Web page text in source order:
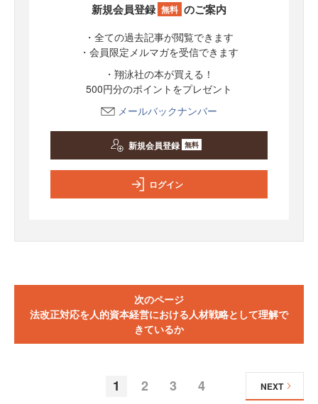
新規会員登録 無料 のご案内
・全ての過去記事が閲覧できます
・会員限定メルマガを受信できます
・翔泳社の本が買える！
500円分のポイントをプレゼント
メールバックナンバー
新規会員登録 無料
ログイン
次のページ
法改正対応を人的資本経営における人材戦略として理解で
きているか
1 2 3 4 NEXT